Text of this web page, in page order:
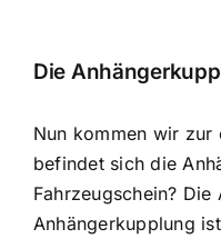
Die
Nun kommen wir zur
befindet sich die
Fahrzeugschein? Die
Anhängerkupplung